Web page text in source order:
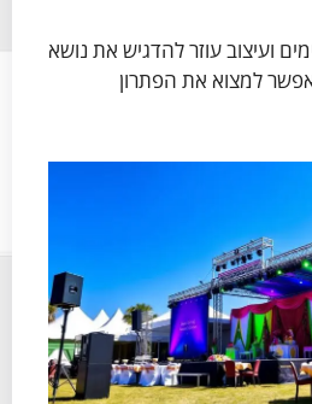
ועיצוב עוזר להדגיש את נושא
למצוא את הפתרון